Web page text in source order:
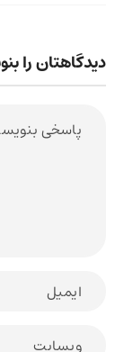
دیدگاهتان را